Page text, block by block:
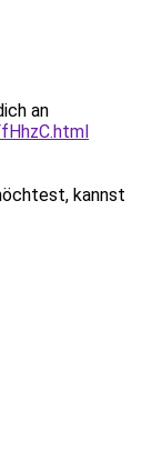
an
kannst